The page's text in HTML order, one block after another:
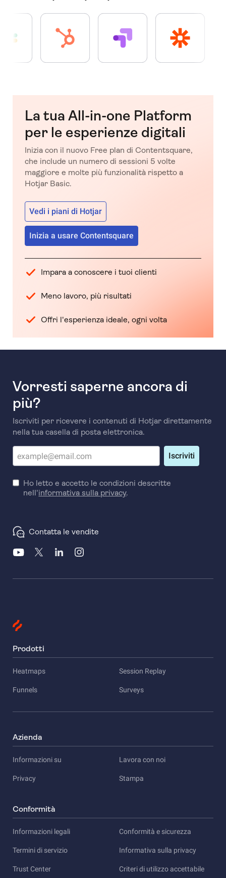
La tua All-in-one Platform
per le esperienze digitali
Inizia con il nuovo Free plan di Contentsquare,
che include un numero di sessioni 5 volte
maggiore e molte più funzionalità rispetto a
Hotjar Basic.
Vedi i piani di Hotjar
Inizia a usare Contentsquare
Impara a conoscere i tuoi clienti
Meno lavoro, più risultati
Offri l'esperienza ideale, ogni volta
Vorresti saperne ancora di
più?
Iscriviti per ricevere i contenuti di Hotjar direttamente
nella tua casella di posta elettronica.
Iscriviti
Ho letto e accetto le condizioni descritte
nell'informativa sulla privacy.
Contatta le vendite
Prodotti
Heatmaps Session Replay
Funnels Surveys
Azienda
Informazioni su Lavora con noi
Privacy Stampa
Conformità
Informazioni legali Conformità e sicurezza
Termini di servizio Informativa sulla privacy
Trust Center Criteri di utilizzo accettabile